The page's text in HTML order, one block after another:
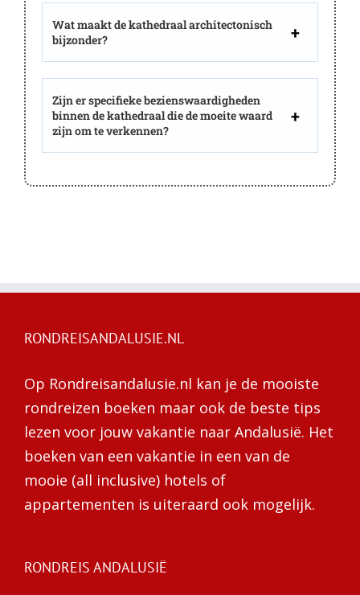
Wat maakt de kathedraal architectonisch
bijzonder?
Zijn er specifieke bezienswaardigheden
binnen de kathedraal die de moeite waard
zijn om te verkennen?
RONDREISANDALUSIE.NL
Op Rondreisandalusie.nl kan je de mooiste
rondreizen boeken maar ook de beste tips
lezen voor jouw vakantie naar Andalusië. Het
boeken van een vakantie in een van de
mooie (all inclusive) hotels of
appartementen is uiteraard ook mogelijk.
RONDREIS ANDALUSIË